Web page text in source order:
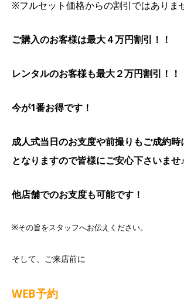
※フルセット価格からの割引ではありま
ご購入のお客様は最大４万円割引！！
レンタルのお客様も最大２万円割引！！
今が1番お得です！
成人式当日のお支度や前撮りもご成約
となりますので皆様にご安心下さいませ♪
他店舗でのお支度も可能です！
※その旨をスタッフへお伝えください。
そして、ご来店前に
WEB予約